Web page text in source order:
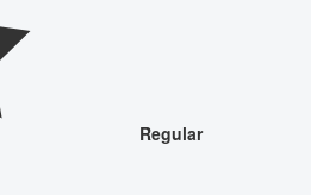
Regular